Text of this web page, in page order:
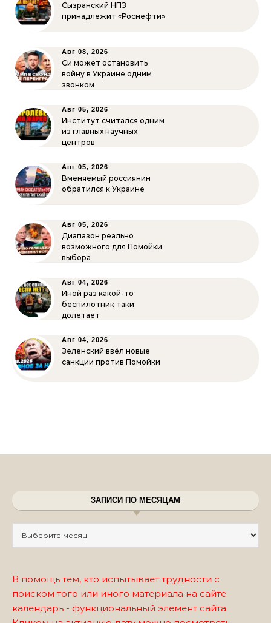
Сызранский НПЗ
принадлежит «Роснефти»
Авг 08, 2026
Си может остановить
войну в Украине одним
звонком
Авг 05, 2026
Институт считался одним
из главных научных
центров
Авг 05, 2026
Вменяемый россиянин
обратился к Украине
Авг 05, 2026
Диапазон реально
возможного для Помойки
выбора
Авг 04, 2026
Иной раз какой-то
беспилотник таки
долетает
Авг 04, 2026
Зеленский ввёл новые
санкции против Помойки
ЗАПИСИ ПО МЕСЯЦАМ
В помощь тем, кто испытывает трудности с
поиском того или иного материала на сайте:
календарь - функциональный элемент сайта.